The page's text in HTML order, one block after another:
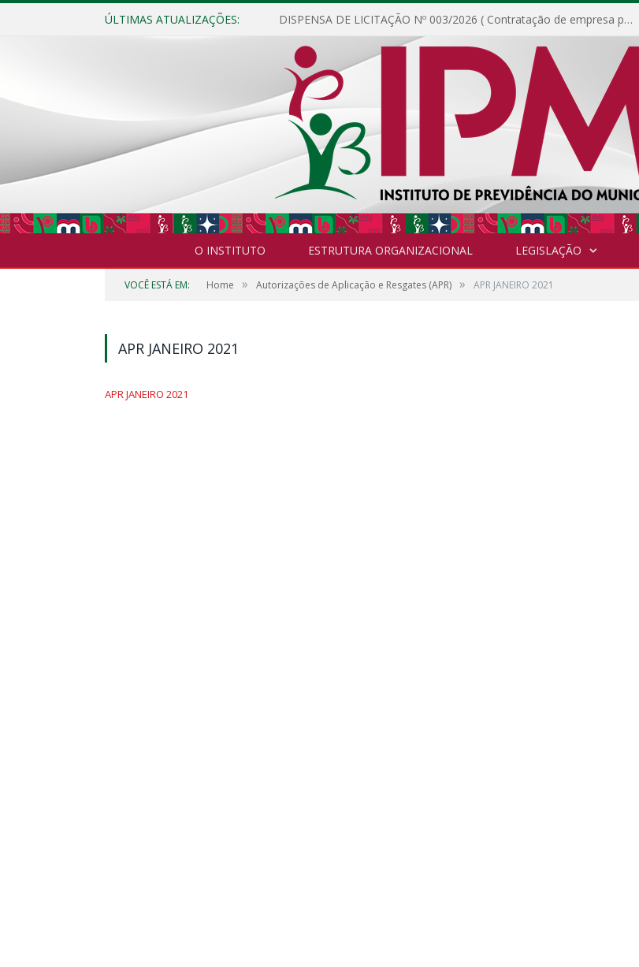
ÚLTIMAS ATUALIZAÇÕES: DISPENSA DE LICITAÇÃO Nº 003/2026 ( Contratação de empresa para fornecimento de gêneros alimentícios não perecíveis, materiais de expediente, descartáveis, copa e cozinha, para análise e posterior publicação.)
O INSTITUTO ESTRUTURA ORGANIZACIONAL LEGISLAÇÃO
VOCÊ ESTÁ EM: Home » Autorizações de Aplicação e Resgates (APR) » APR JANEIRO 2021
APR JANEIRO 2021
APR JANEIRO 2021